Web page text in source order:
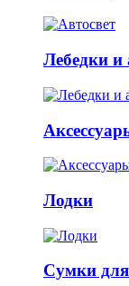
Лебедки и
Лодки
Сумки